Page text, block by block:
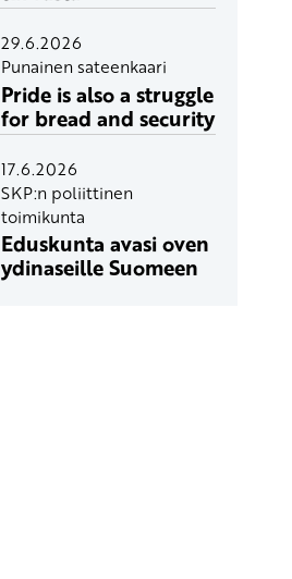
29.6.2026
Punainen sateenkaari
Pride is also a struggle
for bread and security
17.6.2026
SKP:n poliittinen
toimikunta
Eduskunta avasi oven
ydinaseille Suomeen